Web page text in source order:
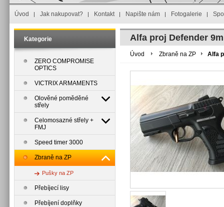
Úvod Jak nakupovat? Kontakt Napište nám Fotogalerie
Kategorie
ZERO COMPROMISE
OPTICS
VICTRIX ARMAMENTS
Olověné poměděné
střely
Celomosazné střely +
FMJ
Speed timer 3000
Zbraně na ZP
Pušky na ZP
Přebíjecí lisy
Přebíjení doplňky
Alfa proj Defender
Úvod Zbraně na ZP Alfa